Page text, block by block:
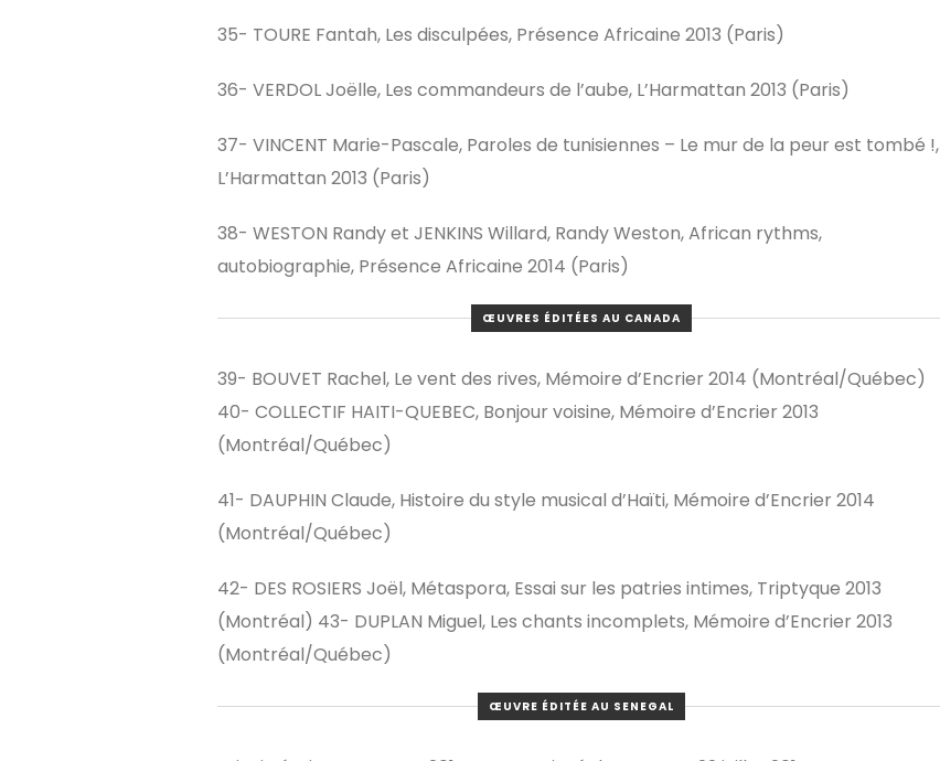
35- TOURE Fantah, Les disculpées, Présence Africaine 2013 (Paris)
36- VERDOL Joëlle, Les commandeurs de l’aube, L’Harmattan 2013 (Paris)
37- VINCENT Marie-Pascale, Paroles de tunisiennes – Le mur de la peur est tombé !,
L’Harmattan 2013 (Paris)
38- WESTON Randy et JENKINS Willard, Randy Weston, African rythms,
autobiographie, Présence Africaine 2014 (Paris)
ŒUVRES ÉDITÉES AU CANADA
39- BOUVET Rachel, Le vent des rives, Mémoire d’Encrier 2014 (Montréal/Québec)
40- COLLECTIF HAITI-QUEBEC, Bonjour voisine, Mémoire d’Encrier 2013
(Montréal/Québec)
41- DAUPHIN Claude, Histoire du style musical d’Haïti, Mémoire d’Encrier 2014
(Montréal/Québec)
42- DES ROSIERS Joël, Métaspora, Essai sur les patries intimes, Triptyque 2013
(Montréal) 43- DUPLAN Miguel, Les chants incomplets, Mémoire d’Encrier 2013
(Montréal/Québec)
ŒUVRE ÉDITÉE AU SENEGAL